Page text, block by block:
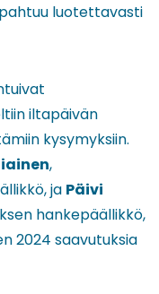
luotettavasti
iltapäivän
kysymyksiin.
,
ja Päivi
hankepäällikkö,
2024 saavutuksia